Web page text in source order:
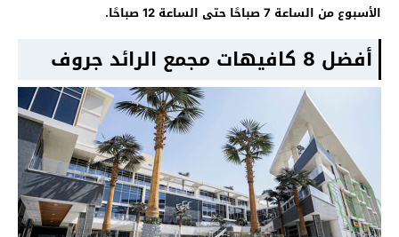
الأسبوع من الساعة 7 صباحًا حتى الساعة 12 صباحًا.
أفضل 8 كافيهات مجمع الرائد جروف